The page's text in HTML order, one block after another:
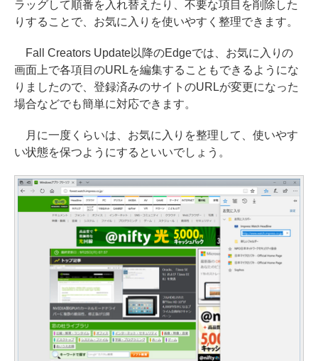
ラッグして順番を入れ替えたり、不要な項目を削除した
りすることで、お気に入りを使いやすく整理できます。
Fall Creators Update以降のEdgeでは、お気に入りの
画面上で各項目のURLを編集することもできるようにな
りましたので、登録済みのサイトのURLが変更になった
場合などでも簡単に対応できます。
月に一度くらいは、お気に入りを整理して、使いやす
い状態を保つようにするといいでしょう。